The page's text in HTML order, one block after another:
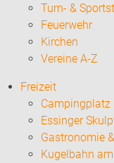
Turn- &
Feuerwehr
Kirchen
Vereine A-Z
Freizeit
Campingplatz
Essinger
Gastronomie
Kugelbahn